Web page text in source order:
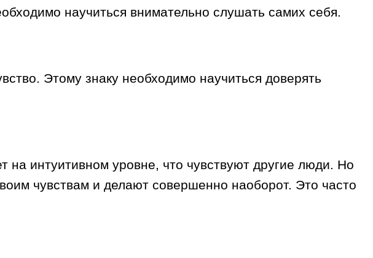
научиться внимательно слушать самих себя.
Этому знаку необходимо научиться доверять
интуитивном уровне, что чувствуют другие люди. Но
чувствам и делают совершенно наоборот. Это часто